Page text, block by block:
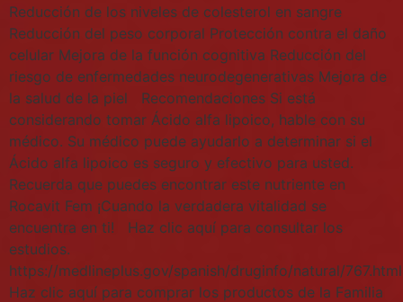
Reducción de los niveles de colesterol en sangre
Reducción del peso corporal Protección contra el daño
celular Mejora de la función cognitiva Reducción del
riesgo de enfermedades neurodegenerativas Mejora de
la salud de la piel Recomendaciones Si está
considerando tomar Ácido alfa lipoico, hable con su
médico. Su médico puede ayudarlo a determinar si el
Ácido alfa lipoico es seguro y efectivo para usted.
Recuerda que puedes encontrar este nutriente en
Rocavit Fem ¡Cuando la verdadera vitalidad se
encuentra en ti! Haz clic aquí para consultar los
estudios.
https://medlineplus.gov/spanish/druginfo/natural/767.html
Haz clic aquí para comprar los productos de la Familia